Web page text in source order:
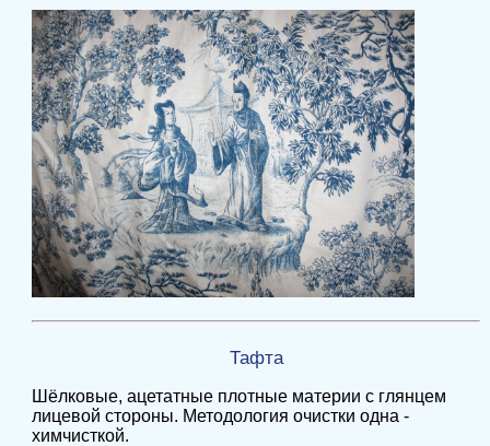
Тафта
Шёлковые, ацетатные плотные материи с глянцем
лицевой стороны. Методология очистки одна -
химчисткой.